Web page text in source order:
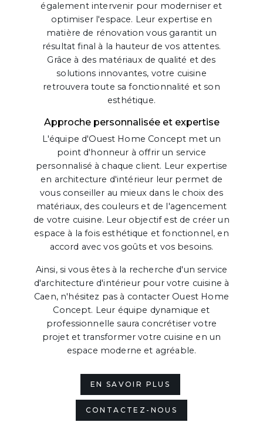
également intervenir pour moderniser et
optimiser l'espace. Leur expertise en
matière de rénovation vous garantit un
résultat final à la hauteur de vos attentes.
Grâce à des matériaux de qualité et des
solutions innovantes, votre cuisine
retrouvera toute sa fonctionnalité et son
esthétique.
Approche personnalisée et expertise
L'équipe d'Ouest Home Concept met un
point d'honneur à offrir un service
personnalisé à chaque client. Leur expertise
en architecture d'intérieur leur permet de
vous conseiller au mieux dans le choix des
matériaux, des couleurs et de l'agencement
de votre cuisine. Leur objectif est de créer un
espace à la fois esthétique et fonctionnel, en
accord avec vos goûts et vos besoins.
Ainsi, si vous êtes à la recherche d'un service
d'architecture d'intérieur pour votre cuisine à
Caen, n'hésitez pas à contacter Ouest Home
Concept. Leur équipe dynamique et
professionnelle saura concrétiser votre
projet et transformer votre cuisine en un
espace moderne et agréable.
EN SAVOIR PLUS
CONTACTEZ-NOUS